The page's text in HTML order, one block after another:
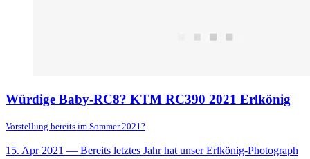
Würdige Baby-RC8? KTM RC390 2021 Erlkönig
Vorstellung bereits im Sommer 2021?
15. Apr 2021 — Bereits letztes Jahr hat unser Erlkönig-Photograph